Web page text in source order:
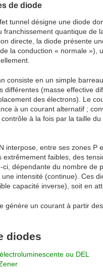
de diode
tunnel désigne une diode
franchissement quantique de
directe, la diode présente
la conduction « normale »),
consiste en un simple
différentes (masse effective
des électrons). Le
à un courant alternatif ;
à la fois par la taille
interpose, entre ses zones
extrêmement faibles, des
ci, dépendante du nombre de
intensité (continue). Ces
capacité inverse), soit en
génère un courant à partir
diodes
ou DEL